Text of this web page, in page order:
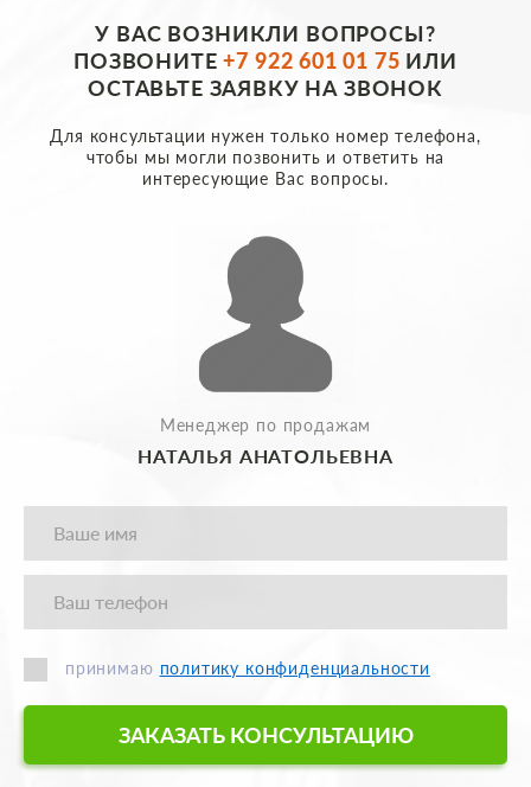
У ВАС ВОЗНИКЛИ ВОПРОСЫ?
ПОЗВОНИТЕ+7 922 601 01 75 ИЛИ
ОСТАВЬТЕ ЗАЯВКУ НА ЗВОНОК
Для консультации нужен только номер телефона,
чтобы мы могли позвонить и ответить на
интересующие Вас вопросы.
Менеджер по продажам
НАТАЛЬЯ АНАТОЛЬЕВНА
принимаю политику конфиденциальности
ЗАКАЗАТЬ КОНСУЛЬТАЦИЮ